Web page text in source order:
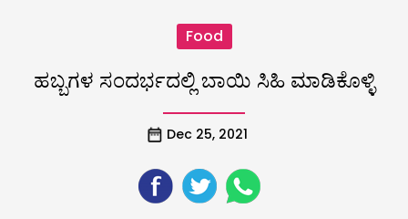
Food
ಹಬ್ಬಗಳ ಸಂದರ್ಭದಲ್ಲಿ ಬಾಯಿ ಸಿಹಿ ಮಾಡಿಕೊಳ್ಳಿ
Dec 25, 2021